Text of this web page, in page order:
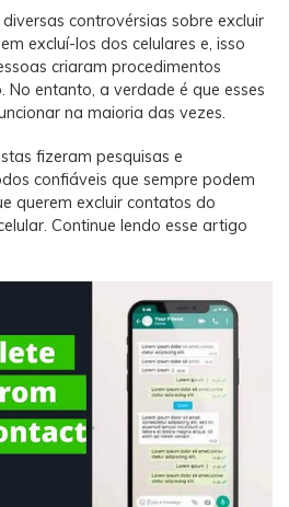
18 tipos de dados e dados do
E restaurar
única de WhatsApp
mídias de visulização única do
vídeos e mensagens de voz.
WhatsApp e WhatsApp
de fábrica.
telefone, dados do
controvérsias sobre excluir
excluí-los dos celulares e, isso
criaram procedimentos
No entanto, a verdade é que esses
na maioria das vezes.
fizeram pesquisas e
confiáveis ​​que sempre podem
querem excluir contatos do
Continue lendo esse artigo